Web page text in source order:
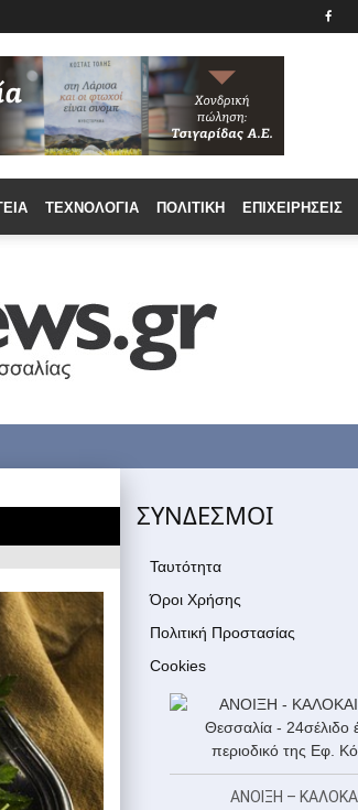
ΤΕΧΝΟΛΟΓΊΑ ΠΟΛΙΤΙΚΉ ΕΠΙΧΕΙΡΉΣΕΙΣ
ΣΥΝΔΕΣΜΟΙ
Ταυτότητα
Όροι Χρήσης
Πολιτική Προστασίας
Cookies
ΑΝΟΙΞΗ –